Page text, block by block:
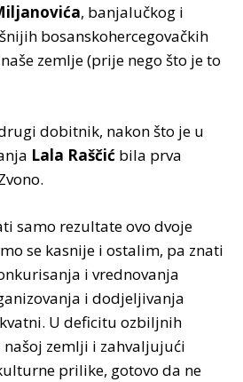
, banjalučkog i
bosanskohercegovačkih
zemlje (prije nego što je to
dobitnik, nakon što je u
Lala Raščić bila prva
samo rezultate ovo dvoje
se kasnije i ostalim, pa znati
i vrednovanja
i dodjeljivanja
U deficitu ozbiljnih
zemlji i zahvaljujući
prilike, gotovo da ne